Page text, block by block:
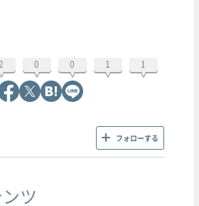
0 0 1 1
フォローする
ツ